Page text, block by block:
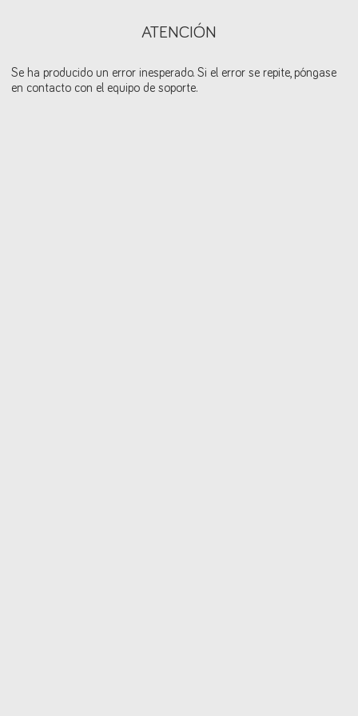
ATENCIÓN
Se ha producido un error inesperado. Si el error se repite, póngase
en contacto con el equipo de soporte.